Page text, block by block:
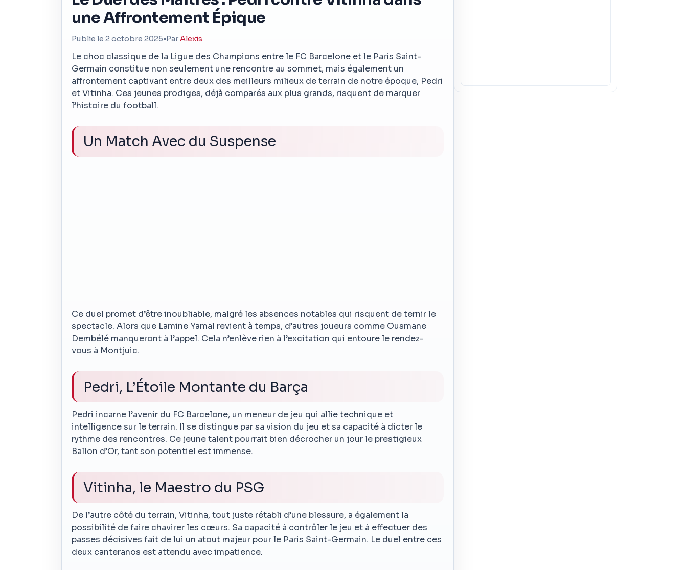
une Affrontement Épique
Publie le 2 octobre 2025•ParAlexis
Le choc classique de la Ligue des Champions entre le FC Barcelone et le Paris Saint-
Germain constitue non seulement une rencontre au sommet, mais également un
affrontement captivant entre deux des meilleurs milieux de terrain de notre époque, Pedri
et Vitinha. Ces jeunes prodiges, déjà comparés aux plus grands, risquent de marquer
l’histoire du football.
Un Match Avec du Suspense
Ce duel promet d’être inoubliable, malgré les absences notables qui risquent de ternir le
spectacle. Alors que Lamine Yamal revient à temps, d’autres joueurs comme Ousmane
Dembélé manqueront à l’appel. Cela n’enlève rien à l’excitation qui entoure le rendez-
vous à Montjuic.
Pedri, L’Étoile Montante du Barça
Pedri incarne l’avenir du FC Barcelone, un meneur de jeu qui allie technique et
intelligence sur le terrain. Il se distingue par sa vision du jeu et sa capacité à dicter le
rythme des rencontres. Ce jeune talent pourrait bien décrocher un jour le prestigieux
Ballon d’Or, tant son potentiel est immense.
Vitinha, le Maestro du PSG
De l’autre côté du terrain, Vitinha, tout juste rétabli d’une blessure, a également la
possibilité de faire chavirer les cœurs. Sa capacité à contrôler le jeu et à effectuer des
passes décisives fait de lui un atout majeur pour le Paris Saint-Germain. Le duel entre ces
deux canteranos est attendu avec impatience.